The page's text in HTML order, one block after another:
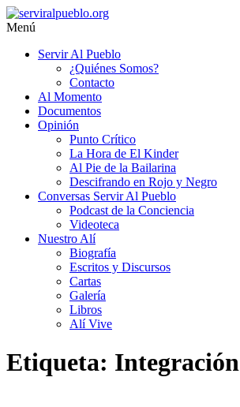
Saltar
al
#SomosServirAlPueblo
Menú
Servir Al Pueblo
¿Quiénes Somos?
Contacto
Al Momento
Documentos
Opinión
Punto Crítico
La Hora de El Kinder
Al Pie de la Bailarina
Descifrando en Rojo y Negro
Conversas Servir Al Pueblo
Podcast de la Conciencia
Videoteca
Nuestro Alí
Biografía
Escritos y Discursos
Cartas
Galería
Libros
Alí Vive
Etiqueta: Integración